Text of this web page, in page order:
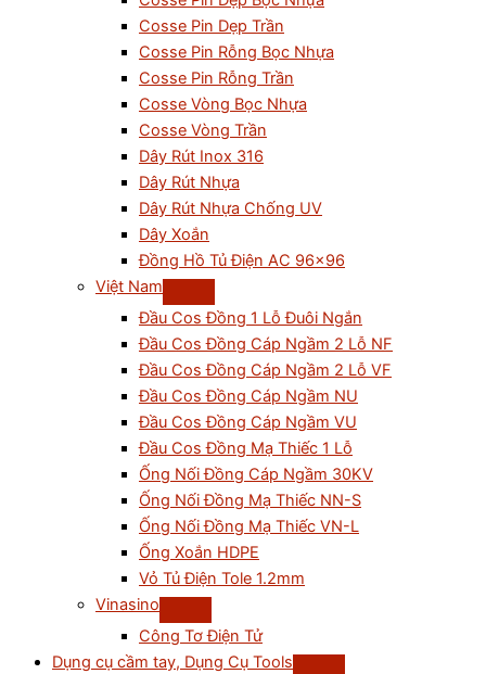
Cosse Pin Dẹp Trần
Cosse Pin Rỗng Bọc Nhựa
Cosse Pin Rỗng Trần
Cosse Vòng Bọc Nhựa
Cosse Vòng Trần
Dây Rút Inox 316
Dây Rút Nhựa
Dây Rút Nhựa Chống UV
Dây Xoắn
Đồng Hồ Tủ Điện AC 96×96
Việt Nam
Đầu Cos Đồng 1 Lỗ Đuôi Ngắn
Đầu Cos Đồng Cáp Ngầm 2 Lỗ NF
Đầu Cos Đồng Cáp Ngầm 2 Lỗ VF
Đầu Cos Đồng Cáp Ngầm NU
Đầu Cos Đồng Cáp Ngầm VU
Đầu Cos Đồng Mạ Thiếc 1 Lỗ
Ống Nối Đồng Cáp Ngầm 30KV
Ống Nối Đồng Mạ Thiếc NN-S
Ống Nối Đồng Mạ Thiếc VN-L
Ống Xoắn HDPE
Vỏ Tủ Điện Tole 1.2mm
Vinasino
Công Tơ Điện Tử
Dụng cụ cầm tay, Dụng Cụ Tools